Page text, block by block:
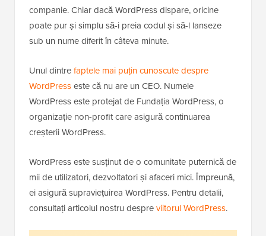
companie. Chiar dacă WordPress dispare, oricine
poate pur și simplu să-i preia codul și să-l lanseze
sub un nume diferit în câteva minute.
Unul dintrefaptele mai puțin cunoscute despre
WordPresseste că nu are un CEO. Numele
WordPress este protejat de Fundația WordPress, o
organizație non-profit care asigură continuarea
creșterii WordPress.
WordPress este susținut de o comunitate puternică de
mii de utilizatori, dezvoltatori și afaceri mici. Împreună,
ei asigură supraviețuirea WordPress. Pentru detalii,
consultați articolul nostru despreviitorul WordPress.